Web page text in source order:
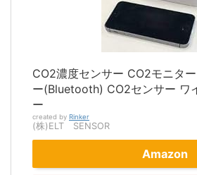
CO2濃度センサー CO2モニタ
ー(Bluetooth) CO2センサー ワ
ー
created by Rinker
(株)ELT SENSOR
Amazon